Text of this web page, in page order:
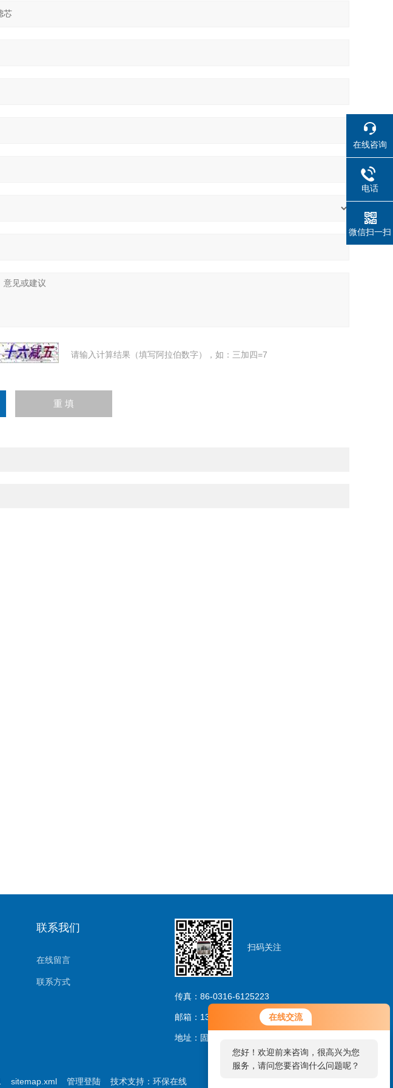
在线交流
您好！欢迎前来咨询，很高兴为您
服务，请问您要咨询什么问题呢？
请输入计算结果（填写阿拉伯数字），如：三加四=7
联系我们
在线留言
联系方式
扫码关注
传真：86-0316-6125223
邮箱：13733263206@163.com
地址：固安林城温泉产业园区
sitemap.xml 管理登陆 技术支持： 环保在线
在线咨询
电话
微信扫一扫